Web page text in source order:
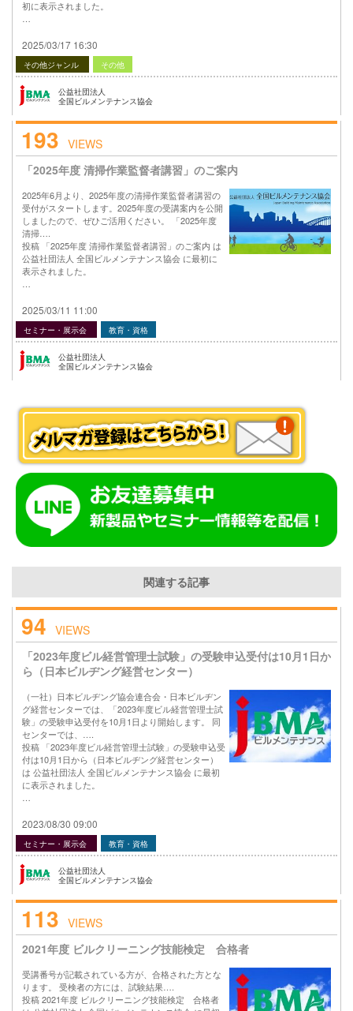
初に表示されました。
2025/03/17 16:30
その他ジャンル その他
公益社団法人
全国ビルメンテナンス協会
193 VIEWS
「2025年度 清掃作業監督者講習」のご案内
2025年6月より、2025年度の清掃作業監督者講習の
受付がスタートします。2025年度の受講案内を公開
しましたので、ぜひご活用ください。 「2025年度
清掃….
投稿 「2025年度 清掃作業監督者講習」のご案内 は
公益社団法人 全国ビルメンテナンス協会 に最初に
表示されました。
2025/03/11 11:00
セミナー・展示会 教育・資格
公益社団法人
全国ビルメンテナンス協会
関連する記事
94 VIEWS
「2023年度ビル経営管理士試験」の受験申込受付は10月1日か
ら（日本ビルヂング経営センター）
（一社）日本ビルヂング協会連合会・日本ビルヂン
グ経営センターでは、「2023年度ビル経営管理士試
験」の受験申込受付を10月1日より開始します。 同
センターでは、….
投稿 「2023年度ビル経営管理士試験」の受験申込受
付は10月1日から（日本ビルヂング経営センター）
は 公益社団法人 全国ビルメンテナンス協会 に最初
に表示されました。
2023/08/30 09:00
セミナー・展示会 教育・資格
公益社団法人
全国ビルメンテナンス協会
113 VIEWS
2021年度 ビルクリーニング技能検定 合格者
受講番号が記載されている方が、合格された方とな
ります。 受検者の方には、試験結果….
投稿 2021年度 ビルクリーニング技能検定 合格者